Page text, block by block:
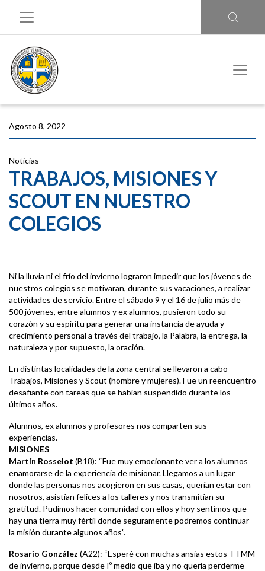
Agosto 8, 2022
Noticias
TRABAJOS, MISIONES Y
SCOUT EN NUESTRO
COLEGIOS
Ni la lluvia ni el frío del invierno lograron impedir que los jóvenes de
nuestros colegios se motivaran, durante sus vacaciones, a realizar
actividades de servicio. Entre el sábado 9 y el 16 de julio más de
500 jóvenes, entre alumnos y ex alumnos, pusieron todo su
corazón y su espíritu para generar una instancia de ayuda y
crecimiento personal a través del trabajo, la Palabra, la entrega, la
naturaleza y por supuesto, la oración.
En distintas localidades de la zona central se llevaron a cabo
Trabajos, Misiones y Scout (hombre y mujeres). Fue un reencuentro
desafiante con tareas que se habían suspendido durante los
últimos años.
Alumnos, ex alumnos y profesores nos comparten sus
experiencias.
MISIONES
Martín Rosselot (B18): “Fue muy emocionante ver a los alumnos
enamorarse de la experiencia de misionar. Llegamos a un lugar
donde las personas nos acogieron en sus casas, querían estar con
nosotros, asistían felices a los talleres y nos transmitían su
gratitud. Pudimos hacer comunidad con ellos y hoy sentimos que
hay una tierra muy fértil donde seguramente podremos continuar
la misión durante algunos años”.
Rosario González (A22): “Esperé con muchas ansias estos TTMM
de invierno, porque desde Iº medio que iba y no quería perderme